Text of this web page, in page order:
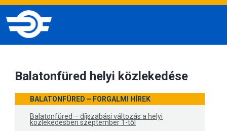
Balatonfüred helyi közlekedése
BALATONFÜRED – FORGALMI HÍREK
Balatonfüred – díjszabási változás a helyi
közlekedésben szeptember 1-től